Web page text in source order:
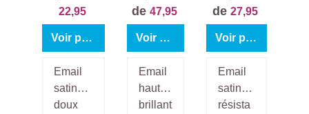
22,95
Voir produit
Email
satin
doux
de 47,95
Voir produit
Email
haut
brillant
de 27,95
Voir produit
Email
satiné
résista